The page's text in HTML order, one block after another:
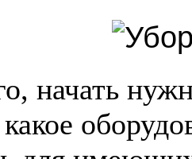
начать